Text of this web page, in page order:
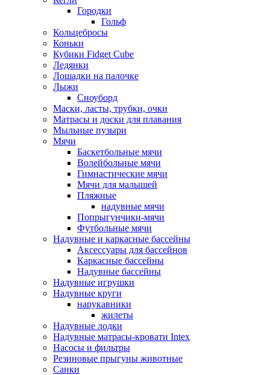
Городки
Гольф
Кольцебросы
Коньки
Кубики Fidget Cube
Ледянки
Лошадки на палочке
Лыжи
Сноуборд
Маски, ласты, трубки, очки
Матрасы и доски для плавания
Мыльные пузыри
Мячи
Баскетбольные мячи
Волейбольные мячи
Гимнастические мячи
Мячи для малышей
Пляжные
надувные мячи
Попрыгунчики-мячи
Футбольные мячи
Надувные и каркасные бассейны
Аксессуары для бассейнов
Каркасные бассейны
Надувные бассейны
Надувные игрушки
Надувные круги
нарукавники
жилеты
Надувные лодки
Надувные матрасы-кровати Intex
Насосы и фильтры
Резиновые прыгуны животные
Санки